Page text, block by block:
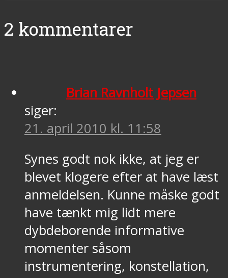
2 kommentarer
Brian Ravnholt Jepsen
siger:
21. april 2010 kl. 11:58
Synes godt nok ikke, at jeg er
blevet klogere efter at have læst
anmeldelsen. Kunne måske godt
have tænkt mig lidt mere
dybdeborende informative
momenter såsom
instrumentering, konstellation,